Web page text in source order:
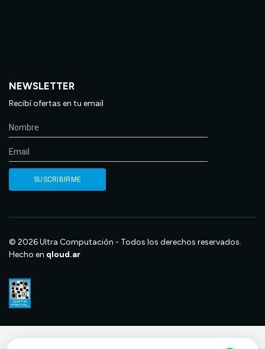
NEWSLETTER
Recibí ofertas en tu email
© 2026 Ultra Computación - Todos los derechos reservados.
Hecho en qloud.ar